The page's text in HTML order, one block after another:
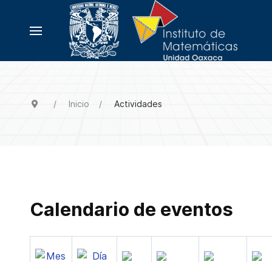
Inicio Actividades
Calendario de eventos